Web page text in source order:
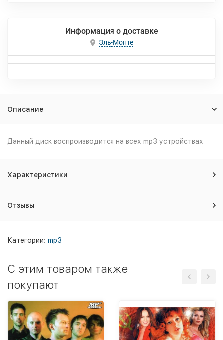
Информация о доставке
Эль-Монте
Описание
Данный диск воспроизводится на всех mp3 устройствах
Характеристики
Отзывы
Категории: mp3
C этим товаром также
покупают